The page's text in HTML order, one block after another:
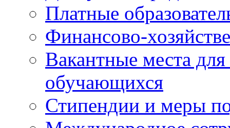
Платные
Финансово-
Вакантные места
обучающихся
Стипендии и меры